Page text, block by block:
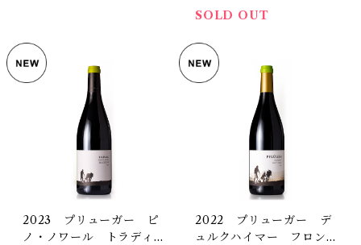
SOLD OUT
2023 プリューガー ピ
ノ・ノワール トラディシ
2022 プリューガー デ
ュルクハイマー フロンホ